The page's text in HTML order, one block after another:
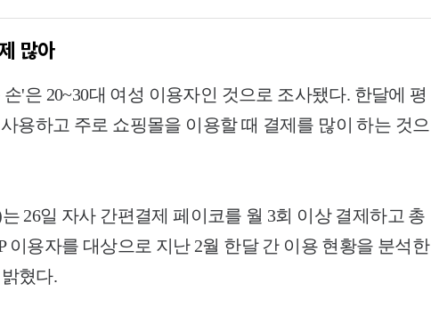
많아
'은 20~30대 여성 이용자인 것으로 조사됐다. 한달에 평
용하고 주로 쇼핑몰을 이용할 때 결제를 많이 하는 것으
26일 자사 간편결제 페이코를 월 3회 이상 결제하고 총
이용자를 대상으로 지난 2월 한달 간 이용 현황을 분석한
혔다.